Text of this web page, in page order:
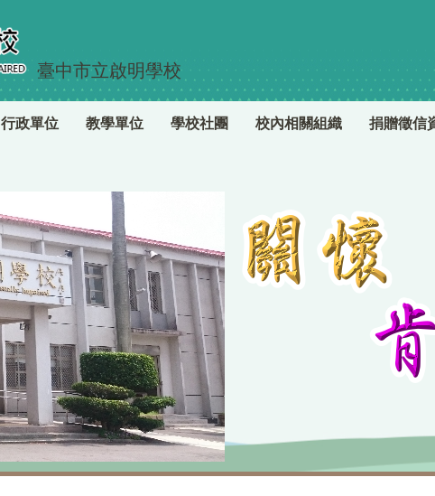
臺中市立啟明學校
行政單位 教學單位 學校社團 校內相關組織 捐贈徵信